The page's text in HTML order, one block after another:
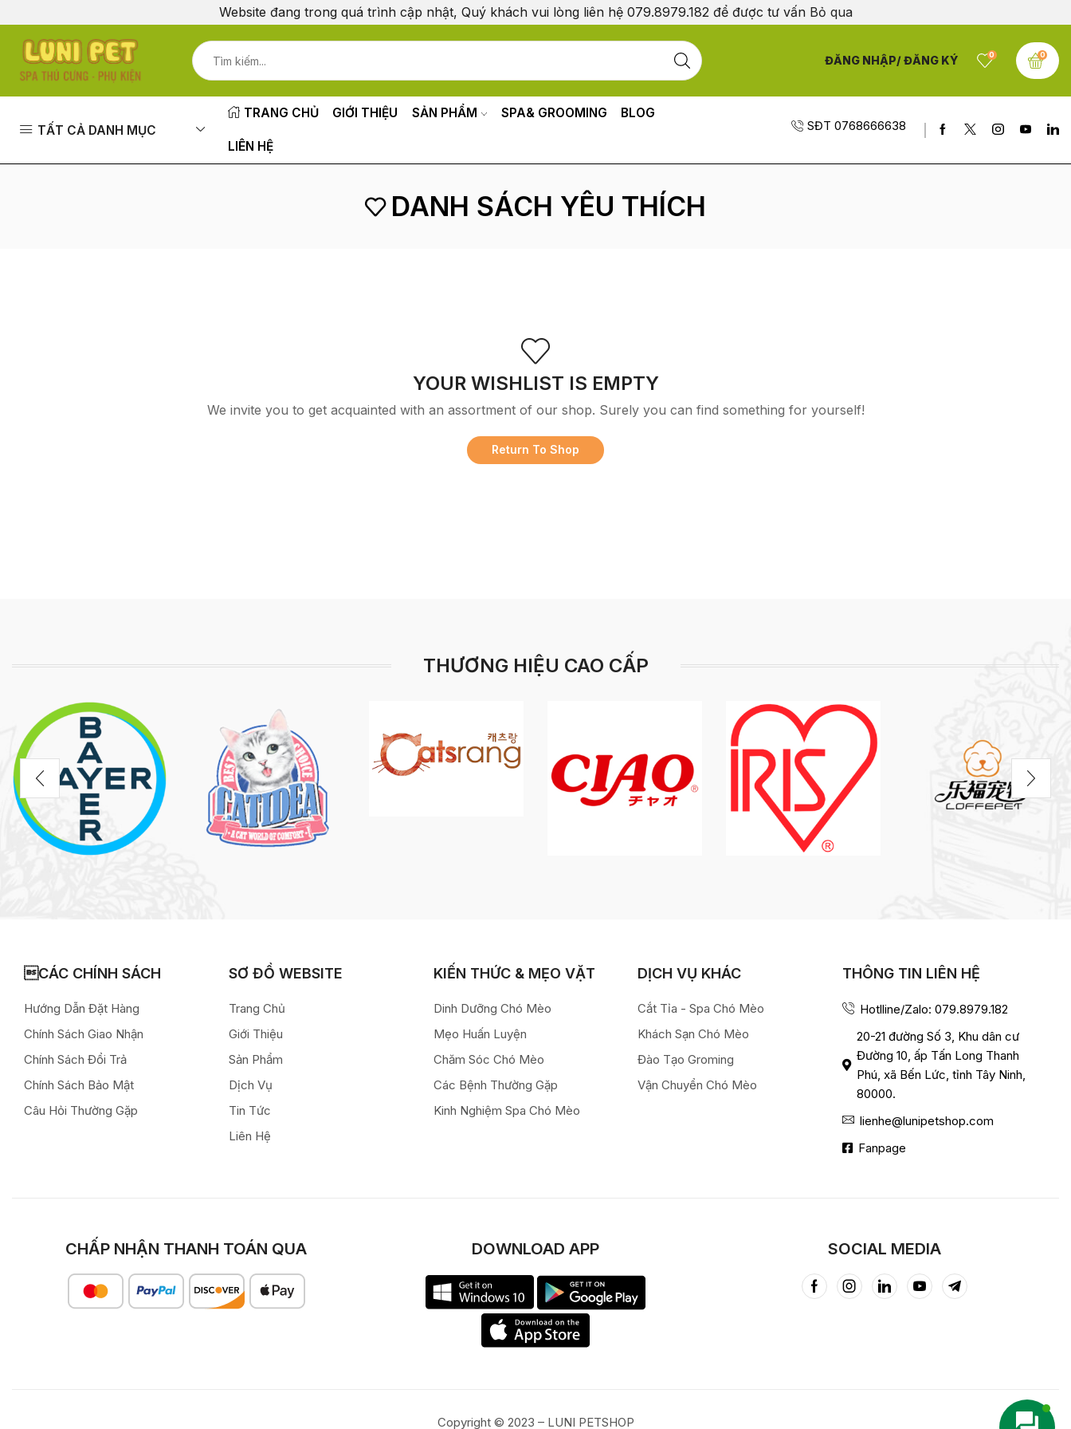
Website đang trong quá trình cập nhật, Quý khách vui lòng liên hệ 079.8979.182 để được tư vấn Bỏ qua
ĐĂNG NHẬP/ ĐĂNG KÝ 0 0
TẤT CẢ DANH MỤC
TRANG CHỦ GIỚI THIỆU SẢN PHẨM SPA& GROOMING BLOG
LIÊN HỆ
SĐT 0768666638
DANH SÁCH YÊU THÍCH
YOUR WISHLIST IS EMPTY
We invite you to get acquainted with an assortment of our shop. Surely you can find something for yourself!
Return To Shop
THƯƠNG HIỆU CAO CẤP
CÁC CHÍNH SÁCH
Hướng Dẫn Đặt Hàng
Chính Sách Giao Nhận
Chính Sách Đổi Trả
Chính Sách Bảo Mật
Câu Hỏi Thường Gặp
SƠ ĐỒ WEBSITE
Trang Chủ
Giới Thiệu
Sản Phẩm
Dịch Vụ
Tin Tức
Liên Hệ
KIẾN THỨC & MẸO VẶT
Dinh Dưỡng Chó Mèo
Mẹo Huấn Luyện
Chăm Sóc Chó Mèo
Các Bệnh Thường Gặp
Kinh Nghiệm Spa Chó Mèo
DỊCH VỤ KHÁC
Cắt Tỉa - Spa Chó Mèo
Khách Sạn Chó Mèo
Đào Tạo Groming
Vận Chuyển Chó Mèo
THÔNG TIN LIÊN HỆ
Hotlline/Zalo: 079.8979.182
20-21 đường Số 3, Khu dân cư
Đường 10, ấp Tấn Long Thanh
Phú, xã Bến Lức, tỉnh Tây Ninh,
80000.
lienhe@lunipetshop.com
Fanpage
CHẤP NHẬN THANH TOÁN QUA DOWNLOAD APP SOCIAL MEDIA
Copyright © 2023 – LUNI PETSHOP